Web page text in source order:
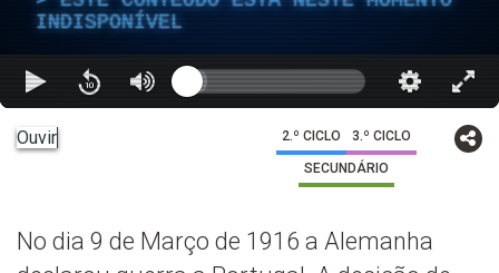
INDISPONÍVEL
Ouvir 2.º CICLO 3.º CICLO
SECUNDÁRIO
No dia 9 de Março de 1916 a Alemanha